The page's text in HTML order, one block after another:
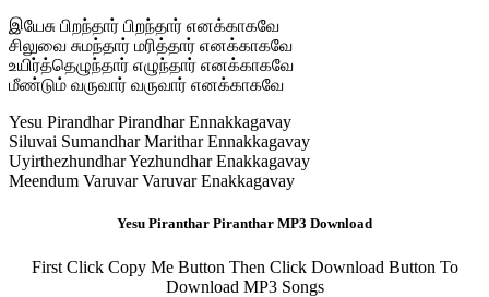
இயேசு பிறந்தார் பிறந்தார் எனக்காகவே
சிலுவை சுமந்தார் மரித்தார் எனக்காகவே
உயிர்த்தெழுந்தார் எழுந்தார் எனக்காகவே
மீண்டும் வருவார் வருவார் எனக்காகவே
Yesu Pirandhar Pirandhar Ennakkagavay
Siluvai Sumandhar Marithar Ennakkagavay
Uyirthezhundhar Yezhundhar Enakkagavay
Meendum Varuvar Varuvar Enakkagavay
Yesu Piranthar Piranthar MP3 Download
First Click Copy Me Button Then Click Download Button To
Download MP3 Songs